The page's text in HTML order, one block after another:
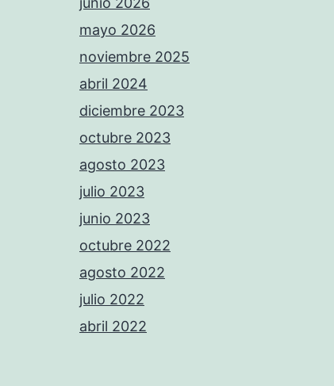
mayo 2026
noviembre 2025
abril 2024
diciembre 2023
octubre 2023
agosto 2023
julio 2023
junio 2023
octubre 2022
agosto 2022
julio 2022
abril 2022